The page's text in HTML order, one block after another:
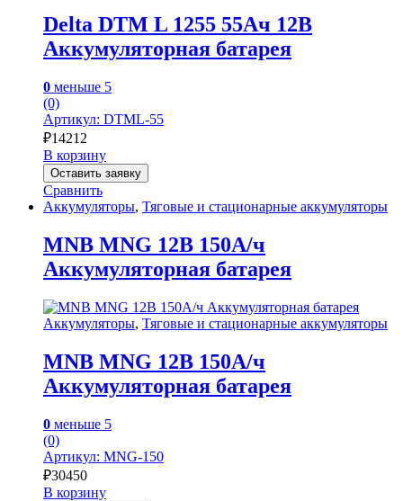
Delta DTM L 1255 55Ач 12В
Аккумуляторная батарея
0 меньше 5
(0)
Артикул: DTML-55
₽14212
В корзину
Оставить заявку
Сравнить
Аккумуляторы, Тяговые и стационарные аккумуляторы
MNB MNG 12В 150А/ч
Аккумуляторная батарея
Аккумуляторы, Тяговые и стационарные аккумуляторы
MNB MNG 12В 150А/ч
Аккумуляторная батарея
0 меньше 5
(0)
Артикул: MNG-150
₽30450
В корзину